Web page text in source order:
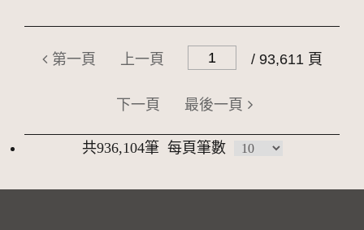
第一頁 上一頁 / 93,611 頁
下一頁 最後一頁
共936,104筆 每頁筆數